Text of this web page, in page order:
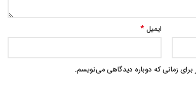
ایمیل*
زمانی که دوباره دیدگاهی می‌نویسم.